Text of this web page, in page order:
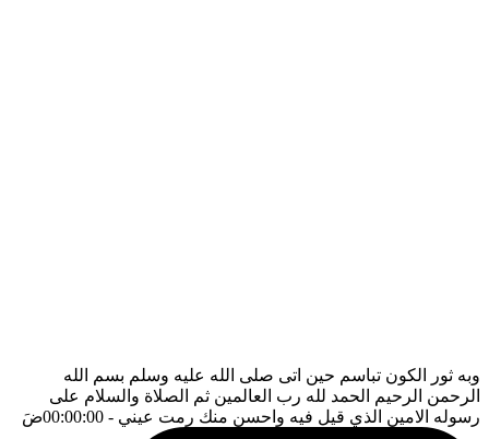
وبه ثور الكون تباسم حين اتى صلى الله عليه وسلم بسم الله
الرحمن الرحيم الحمد لله رب العالمين ثم الصلاة والسلام على
رسوله الامين الذي قيل فيه واحسن منك رمت عيني - 00:00:00 ضَ